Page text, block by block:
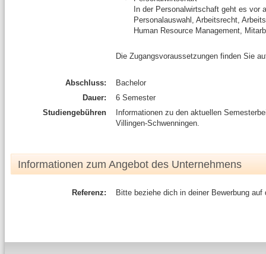
In der Personalwirtschaft geht es vor
Personalauswahl, Arbeitsrecht,
Human Resource Management,
Die Zugangsvoraussetzungen finden Sie
Abschluss:
Bachelor
Dauer:
6 Semester
Studiengebühren
Informationen zu den aktuellen
Villingen-Schwenningen.
Informationen zum Angebot des Unternehmens
Referenz: Bitte beziehe dich in deiner Bewerbung auf